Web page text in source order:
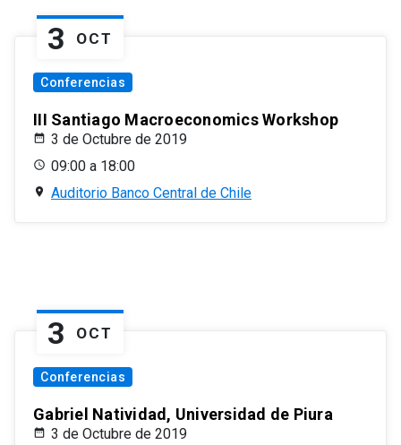
3 OCT
Conferencias
III Santiago Macroeconomics Workshop
3 de Octubre de 2019
09:00 a 18:00
Auditorio Banco Central de Chile
3 OCT
Conferencias
Gabriel Natividad, Universidad de Piura
3 de Octubre de 2019